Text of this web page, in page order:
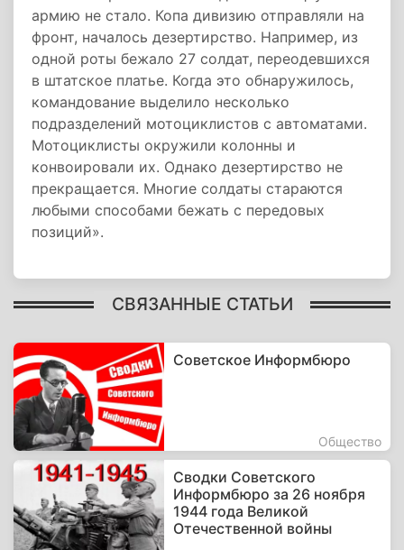
армию не стало. Копа дивизию отправляли на
фронт, началось дезертирство. Например, из
одной роты бежало 27 солдат, переодевшихся
в штатское платье. Когда это обнаружилось,
командование выделило несколько
подразделений мотоциклистов с автоматами.
Мотоциклисты окружили колонны и
конвоировали их. Однако дезертирство не
прекращается. Многие солдаты стараются
любыми способами бежать с передовых
позиций».
СВЯЗАННЫЕ СТАТЬИ
Советское Информбюро
Общество
Сводки Советского
Информбюро за 26 ноября
1944 года Великой
Отечественной войны